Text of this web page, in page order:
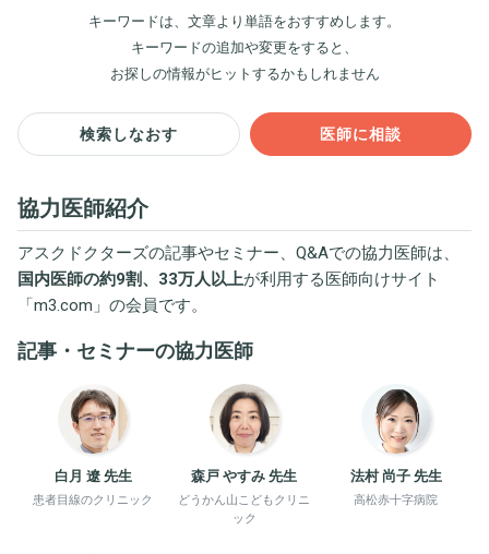
キーワードは、文章より単語をおすすめします。
キーワードの追加や変更をすると、
お探しの情報がヒットするかもしれません
検索しなおす 医師に相談
協力医師紹介
アスクドクターズの記事やセミナー、Q&Aでの協力医師は、
国内医師の約9割、33万人以上が利用する医師向けサイト
「m3.com 」の会員です。
記事・セミナーの協力医師
白月 遼 先生
患者目線のクリニック
森戸 やすみ 先生
どうかん山こどもクリニ
ック
法村 尚子 先生
高松赤十字病院